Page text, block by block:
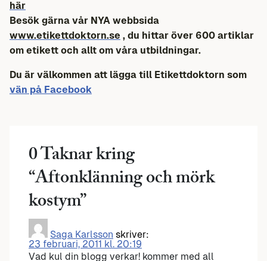
här
Besök gärna vår NYA webbsida
www.etikettdoktorn.se , du hittar över 600 artiklar
om etikett och allt om våra utbildningar.
Du är välkommen att lägga till Etikettdoktorn som
vän på Facebook
0 Taknar kring
“Aftonklänning och mörk
kostym”
Saga Karlsson skriver:
23 februari, 2011 kl. 20:19
Vad kul din blogg verkar! kommer med all